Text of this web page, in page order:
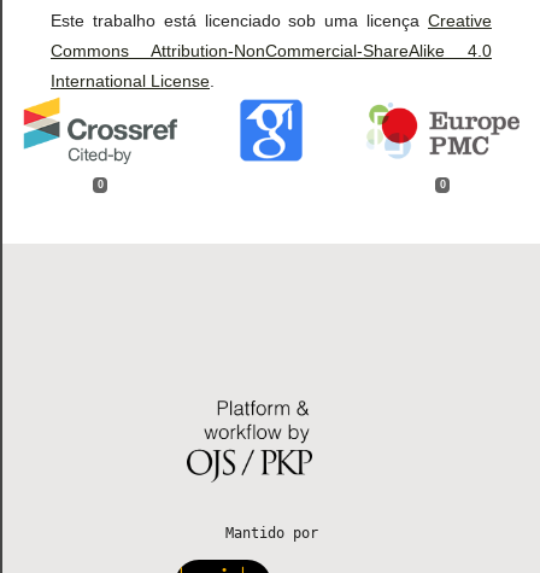
Este trabalho está licenciado sob uma licença Creative
Commons Attribution-NonCommercial-ShareAlike 4.0
International License
0 0
Mantido por